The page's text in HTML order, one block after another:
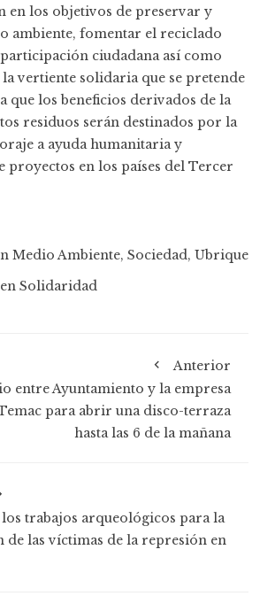
en los objetivos de preservar y
ambiente, fomentar el reciclado
ciudadana así como
vertiente solidaria que se pretende
que los beneficios derivados de la
residuos serán destinados por la
a ayuda humanitaria y
proyectos en los países del Tercer
Medio Ambiente, Sociedad, Ubrique
Solidaridad
Anterior
entre Ayuntamiento y la empresa
para abrir una disco-terraza
hasta las 6 de la mañana
trabajos arqueológicos para la
de las víctimas de la represión en